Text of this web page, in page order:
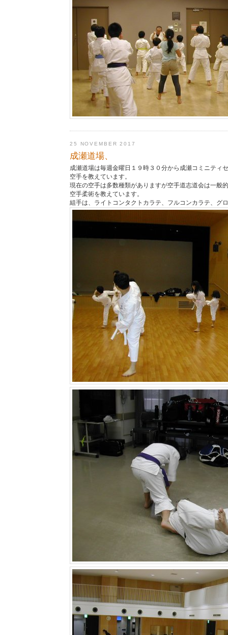
25 NOVEMBER 2017
成瀬道場、
成瀬道場は毎週金曜日１９時３０分から成瀬コミニティ
空手を教えています。
現在の空手は多数種類がありますが空手道志道会は一般
空手柔術を教えています。
組手は、ライトコンタクトカラテ、フルコンカラテ、グ